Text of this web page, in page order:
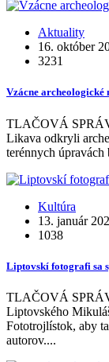
Aktuality
16. október
3231
Vzácne
TLAČOVÁ
Likava odkryli
terénnych
Kultúra
13. január
1038
Liptovskí fotografi sa
TLAČOVÁ
Liptovského
Fototrojlístok, aby
autorov....